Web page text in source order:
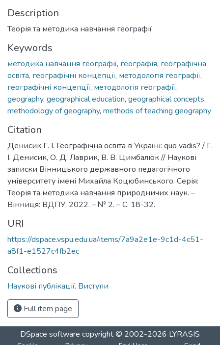
Description
Теорія та методика навчання географії
Keywords
методика навчання географії, географія, географічна
освіта, географічні концепції, методологія географії,
географічні концепції, методологія географії,
geography, geographical education, geographical concepts,
methodology of geography, methods of teaching geography
Citation
Денисик Г. І. Географічна освіта в Україні: quo vadis? / Г.
І. Денисик, О. Д. Лаврик, В. В. Цимбалюк // Наукові
записки Вінницького державного педагогічного
університету імені Михайла Коцюбинського. Серія:
Теорія та методика навчання природничих наук. –
Вінниця: ВДПУ, 2022. – № 2. – С. 18-32.
URI
https://dspace.vspu.edu.ua/items/7a9a2e1e-9c1d-4c51-
a8f1-e1527c4fb2ec
Collections
Наукові публікації. Виступи
Full item page
DSpace software copyright © 2002-2026 LYRASIS